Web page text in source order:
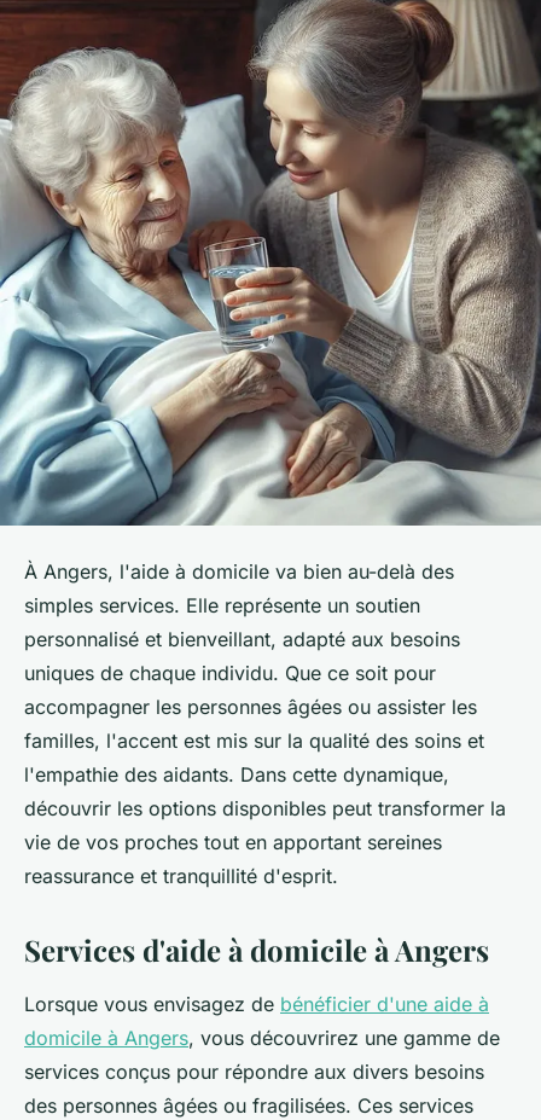
À Angers, l'aide à domicile va bien au-delà des
simples services. Elle représente un soutien
personnalisé et bienveillant, adapté aux besoins
uniques de chaque individu. Que ce soit pour
accompagner les personnes âgées ou assister les
familles, l'accent est mis sur la qualité des soins et
l'empathie des aidants. Dans cette dynamique,
découvrir les options disponibles peut transformer la
vie de vos proches tout en apportant sereines
reassurance et tranquillité d'esprit.
Services d'aide à domicile à Angers
Lorsque vous envisagez de bénéficier d'une aide à
domicile à Angers, vous découvrirez une gamme de
services conçus pour répondre aux divers besoins
des personnes âgées ou fragilisées. Ces services